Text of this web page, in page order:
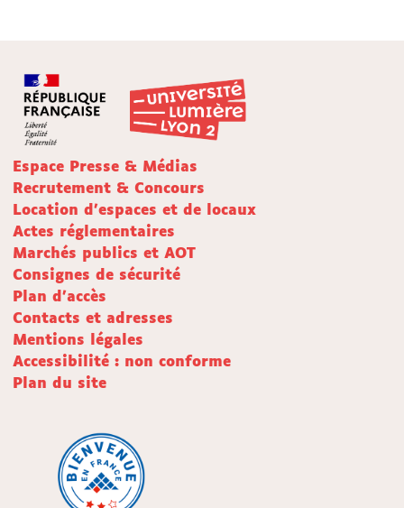
Espace Presse & Médias
Recrutement & Concours
Location d'espaces et de locaux
Actes réglementaires
Marchés publics et AOT
Consignes de sécurité
Plan d'accès
Contacts et adresses
Mentions légales
Accessibilité : non conforme
Plan du site